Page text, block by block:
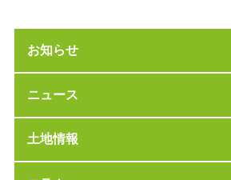
お知らせ
ニュース
土地情報